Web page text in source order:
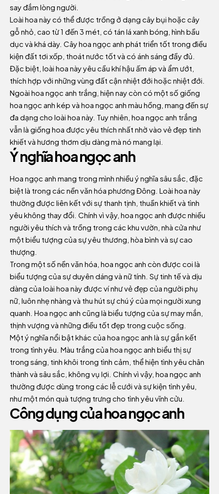
say đắm lòng người.
Loài hoa này có thể được trồng ở dạng cây bụi hoặc cây
gỗ nhỏ, cao từ 1 đến 3 mét, có tán lá xanh bóng, hình bầu
dục và khá dày. Cây hoa ngọc anh phát triển tốt trong điều
kiện đất tơi xốp, thoát nước tốt và có ánh sáng đầy đủ.
Đặc biệt, loài hoa này yêu cầu khí hậu ấm áp và ẩm ướt,
thích hợp với những vùng đất cận nhiệt đới hoặc nhiệt đới.
Ngoài hoa ngọc anh trắng, hiện nay còn có một số giống
hoa ngọc anh kép và hoa ngọc anh màu hồng, mang đến sự
đa dạng cho loài hoa này. Tuy nhiên, hoa ngọc anh trắng
vẫn là giống hoa được yêu thích nhất nhờ vào vẻ đẹp tinh
khiết và hương thơm dịu dàng mà nó mang lại.
Ý nghĩa hoa ngọc anh
Hoa ngọc anh mang trong mình nhiều ý nghĩa sâu sắc, đặc
biệt là trong các nền văn hóa phương Đông. Loài hoa này
thường được liên kết với sự thanh tịnh, thuần khiết và tình
yêu không thay đổi. Chính vì vậy, hoa ngọc anh được nhiều
người yêu thích và trồng trong các khu vườn, nhà cửa như
một biểu tượng của sự yêu thương, hòa bình và sự cao
thượng.
Trong một số nền văn hóa, hoa ngọc anh còn được coi là
biểu tượng của sự duyên dáng và nữ tính. Sự tinh tế và dịu
dàng của loài hoa này được ví như vẻ đẹp của người phụ
nữ, luôn nhẹ nhàng và thu hút sự chú ý của mọi người xung
quanh. Hoa ngọc anh cũng là biểu tượng của sự may mắn,
thịnh vượng và những điều tốt đẹp trong cuộc sống.
Một ý nghĩa nổi bật khác của hoa ngọc anh là sự gắn kết
trong tình yêu. Màu trắng của hoa ngọc anh biểu thị sự
trong sáng, tinh khôi trong tình cảm, thể hiện tình yêu chân
thành và sâu sắc, không vụ lợi. Chính vì vậy, hoa ngọc anh
thường được dùng trong các lễ cưới và sự kiện tình yêu,
như một món quà tượng trưng cho tình yêu vĩnh cửu.
Công dụng của hoa ngọc anh